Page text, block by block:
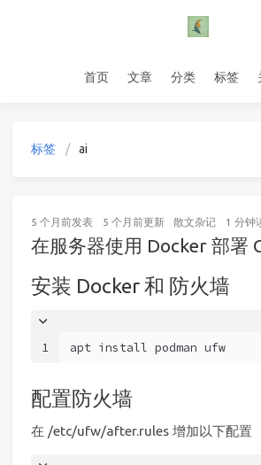
首页 文章 分类 标签
标签 ai
5 个月前发表 5 个月前更新 散文杂记 1 分钟
在服务器使用 Docker 部署
安装 Docker 和 防火墙
1 apt install podman ufw
配置防火墙
在 /etc/ufw/after.rules 增加以下配置